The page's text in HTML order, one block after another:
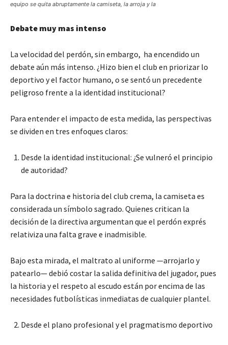
equipo se quita abruptamente la camiseta, la arroja y la
Debate muy mas intenso
La velocidad del perdón, sin embargo, ha encendido un
debate aún más intenso. ¿Hizo bien el club en priorizar lo
deportivo y el factor humano, o se sentó un precedente
peligroso frente a la identidad institucional?
Para entender el impacto de esta medida, las perspectivas
se dividen en tres enfoques claros:
Desde la identidad institucional: ¿Se vulneró el principio
de autoridad?
Para la doctrina e historia del club crema, la camiseta es
considerada un símbolo sagrado. Quienes critican la
decisión de la directiva argumentan que el perdón exprés
relativiza una falta grave e inadmisible.
Bajo esta mirada, el maltrato al uniforme —arrojarlo y
patearlo— debió costar la salida definitiva del jugador, pues
la historia y el respeto al escudo están por encima de las
necesidades futbolísticas inmediatas de cualquier plantel.
Desde el plano profesional y el pragmatismo deportivo